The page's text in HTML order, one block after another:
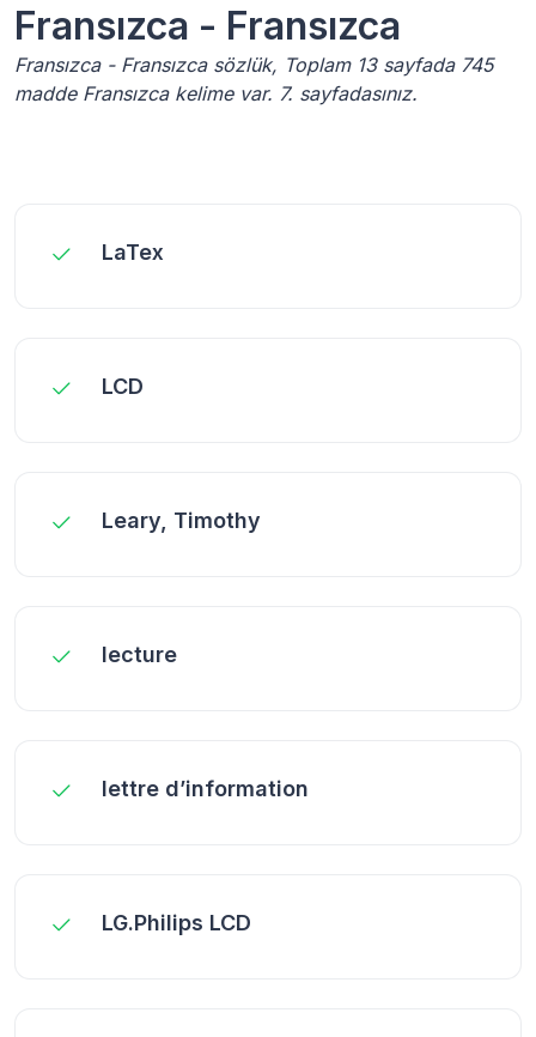
Fransızca - Fransızca
Fransızca - Fransızca sözlük, Toplam 13 sayfada 745
madde Fransızca kelime var. 7. sayfadasınız.
LaTex
LCD
Leary, Timothy
lecture
lettre d’information
LG.Philips LCD